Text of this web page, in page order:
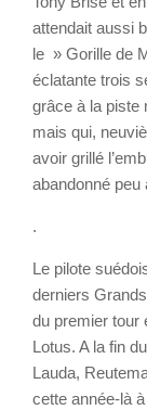
attendait aussi
le » Gorille de
éclatante trois
grâce à la piste
mais qui,
avoir grillé
abandonné peu
.
Le pilote
derniers
du premier tour
Lotus. A la fin
Lauda,
cette année-là